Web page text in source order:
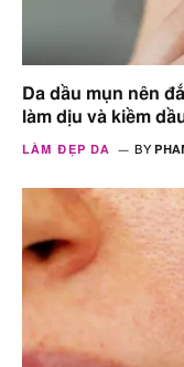
Da dầu mụn nên
làm dịu và kiềm
LÀM ĐẸP DA BY